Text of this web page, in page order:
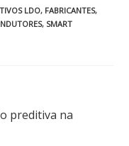
LDO, FABRICANTES,
, SMART
preditiva na